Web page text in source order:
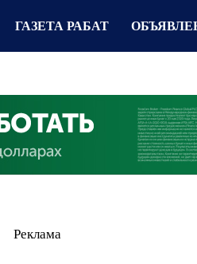
ГАЗЕТА РАБАТ
Реклама